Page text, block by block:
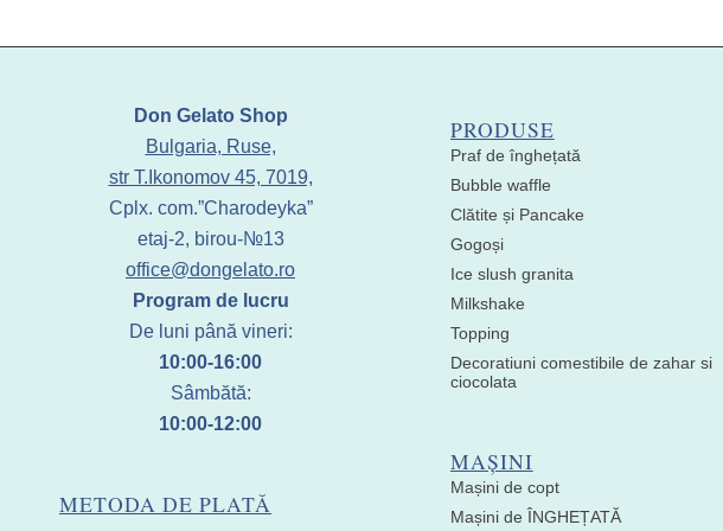
Don Gelato Shop
Bulgaria, Ruse,
str T.Ikonomov 45, 7019,
Cplx. com.”Charodeyka”
etaj-2, birou-№13
office@dongelato.ro
Program de lucru
De luni până vineri:
10:00-16:00
Sâmbătă:
10:00-12:00
METODA DE PLATĂ
PRODUSE
Praf de înghețată
Bubble waffle
Clătite și Pancake
Gogoși
Ice slush granita
Milkshake
Topping
Decoratiuni comestibile de zahar si
ciocolata
MAȘINI
Mașini de copt
Mașini de ÎNGHEȚATĂ